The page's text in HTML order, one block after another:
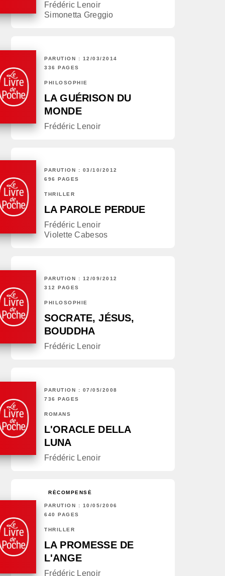
Frédéric Lenoir
Simonetta Greggio
PARUTION : 12/03/2014
336 PAGES
PHILOSOPHIE
LA GUÉRISON DU
MONDE
Frédéric Lenoir
PARUTION : 03/10/2012
696 PAGES
THRILLER
LA PAROLE PERDUE
Frédéric Lenoir
Violette Cabesos
PARUTION : 12/09/2012
312 PAGES
PHILOSOPHIE
SOCRATE, JÉSUS,
BOUDDHA
Frédéric Lenoir
PARUTION : 07/05/2008
736 PAGES
ROMANS
L'ORACLE DELLA
LUNA
Frédéric Lenoir
RÉCOMPENSÉ
PARUTION : 10/05/2006
640 PAGES
THRILLER
LA PROMESSE DE
L'ANGE
Frédéric Lenoir